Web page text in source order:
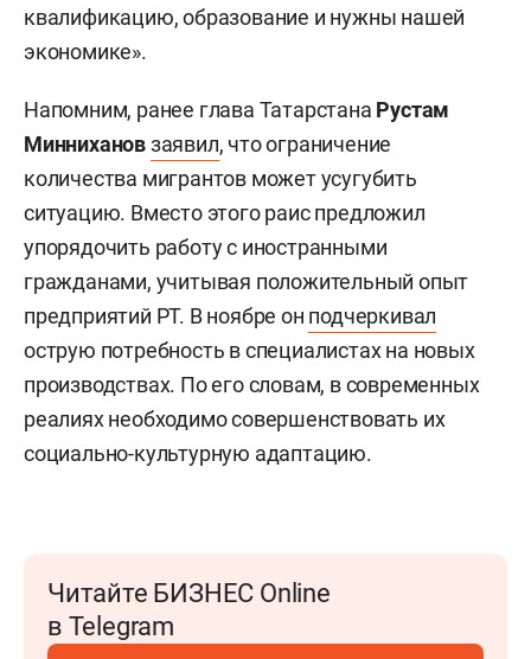
квалификацию, образование и нужны нашей
экономике».
Напомним, ранее глава Татарстана Рустам
Миннихановзаявил, что ограничение
количества мигрантов может усугубить
ситуацию. Вместо этого раис предложил
упорядочить работу с иностранными
гражданами, учитывая положительный опыт
предприятий РТ. В ноябре он подчеркивал
острую потребность в специалистах на новых
производствах. По его словам, в современных
реалиях необходимо совершенствовать их
социально-культурную адаптацию.
Читайте БИЗНЕС Online
в Telegram